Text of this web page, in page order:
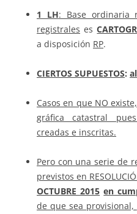
1 LH: Base ordinaria
registrales es
a disposición RP.
CIERTOS SUPUESTOS:
Casos en que NO
gráfica catastral
creadas e inscritas.
Pero con una serie de
previstos en
OCTUBRE 2015 en
de que sea